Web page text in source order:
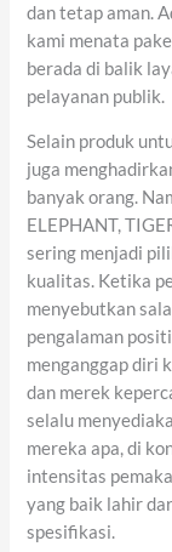
dan tetap aman.
kami menata
berada di balik
pelayanan publik.
Selain produk
juga
banyak orang.
ELEPHANT,
sering menjadi
kualitas. Ketika
menyebutkan
pengalaman
menganggap diri
dan merek
selalu
mereka apa, di
intensitas
yang baik lahir
spesifikasi.